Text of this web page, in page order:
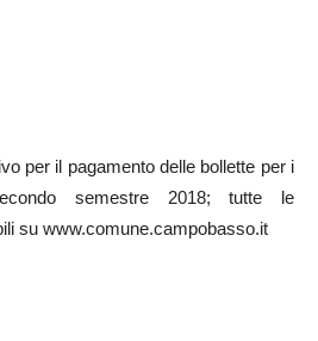
per il pagamento delle bollette per i
semestre 2018; tutte le
su www.comune.campobasso.it